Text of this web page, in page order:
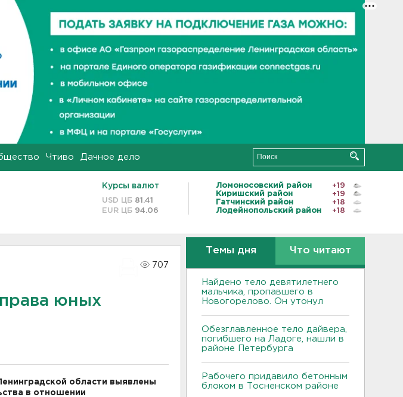
Чтиво Дачное дело
Курсы валют
USD ЦБ 81.41
EUR ЦБ 94.06
Ломоносовский район
+19
Киришский район
+19
Гатчинский район
+18
Лодейнопольский район
+18
707
юных
области выявлены
в отношении
Темы дня Что читают
Найдено тело девятилетнего
мальчика, пропавшего в
Новогорелово. Он утонул
Обезглавленное тело дайвера,
погибшего на Ладоге, нашли в
районе Петербурга
Рабочего придавило бетонным
блоком в Тосненском районе